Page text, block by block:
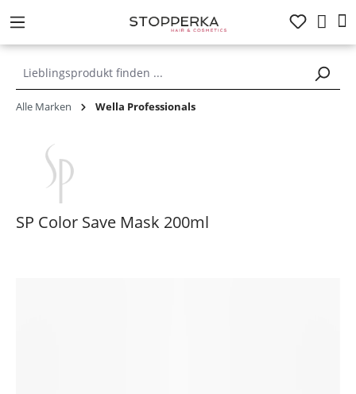
springen
Alle Marken Wella Professionals
SP Color Save Mask 200ml